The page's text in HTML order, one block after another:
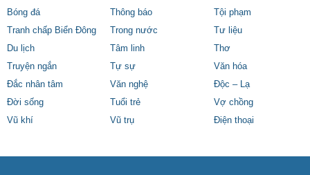
Bóng đá
Thông báo
Tội phạm
Tranh chấp Biển Đông
Trong nước
Tư liệu
Du lịch
Tâm linh
Thơ
Truyện ngắn
Tự sự
Văn hóa
Đắc nhân tâm
Văn nghệ
Độc – Lạ
Đời sống
Tuổi trẻ
Vợ chồng
Vũ khí
Vũ trụ Điện thoại